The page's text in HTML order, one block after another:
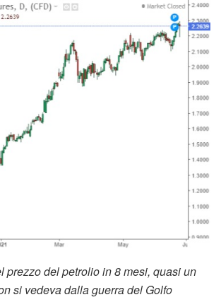
prezzo del petrolio in 8 mesi, quasi un
si vedeva dalla guerra del Golfo